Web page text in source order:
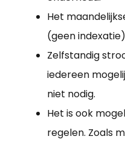
Het
(geen
Zelfstandig
iedereen
niet nodig.
Het is ook
regelen. Zoals